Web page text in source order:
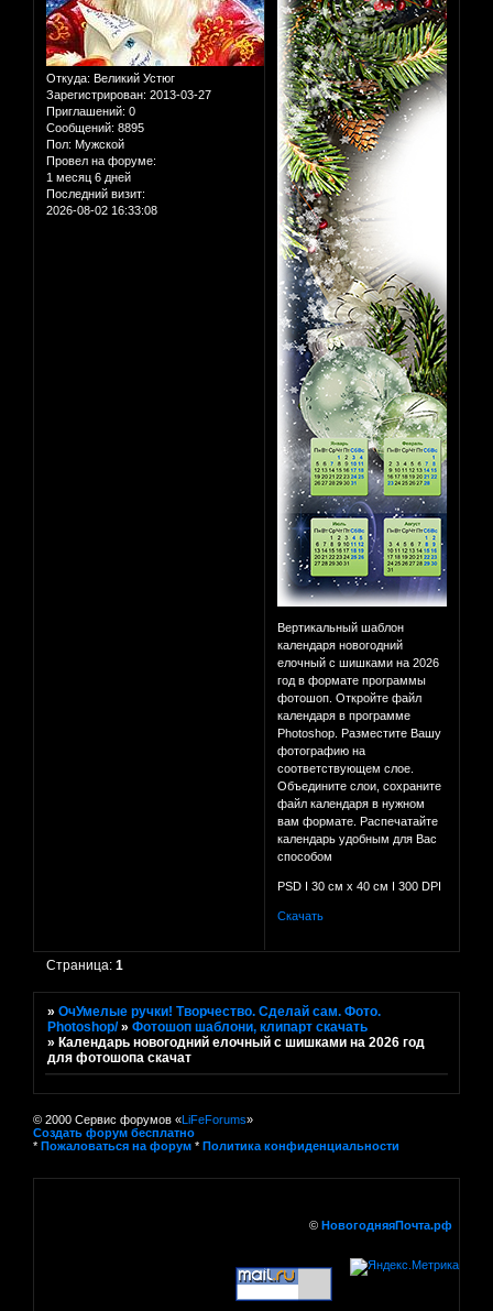
Откуда: Великий Устюг
Зарегистрирован: 2013-03-27
Приглашений: 0
Сообщений: 8895
Пол: Мужской
Провел на форуме:
1 месяц 6 дней
Последний визит:
2026-08-02 16:33:08
Вертикальный шаблон
календаря новогодний
елочный с шишками на 2026
год в формате программы
фотошоп. Откройте файл
календаря в программе
Photoshop. Разместите Вашу
фотографию на
соответствующем слое.
Объедините слои, сохраните
файл календаря в нужном
вам формате. Распечатайте
календарь удобным для Вас
способом
PSD I 30 см х 40 см I 300 DPI
Скачать
Страница:1
»ОчУмелые ручки! Творчество. Сделай сам. Фото.
Photoshop/ »Фотошоп шаблони, клипарт скачать
»Календарь новогодний елочный с шишками на 2026 год
для фотошопа скачат
© 2000 Сервис форумов «LiFeForums»
Создать форум бесплатно
* Пожаловаться на форум * Политика конфиденциальности
© НовогодняяПочта.рф